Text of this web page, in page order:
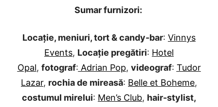
Sumar furnizori:
Locație, meniuri, tort & candy-bar: Vinnys
Events, Locație pregătiri: Hotel
Opal, fotograf: Adrian Pop, videograf: Tudor
Lazar, rochia de mireasă: Belle et Boheme,
costumul mirelui: Men’s Club, hair-stylist,